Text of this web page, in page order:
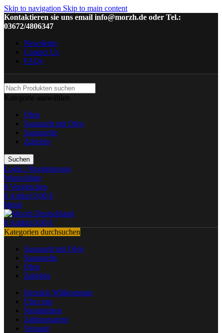
Skip to navigation Skip to main content
Kontaktieren sie uns email info@morzh.de oder Tel.:
03672/4806347
Newsletter
Contact Us
FAQs
Kategorie auswählen
Öfen
Saunazelt mit Ofen
Saunazelte
Zubehör
Suchen
Login / Registrierung
Wunschliste
0 Vergleichen
0 Artikel 0,00 €
Menü
0 Artikel 0,00 €
Kategorien durchsuchen
Saunazelt mit Ofen
Saunazelte
Öfen
Zubehör
Herzlich Willkommen
Über uns
Neuigkeiten
Zahlungsarten
Versand